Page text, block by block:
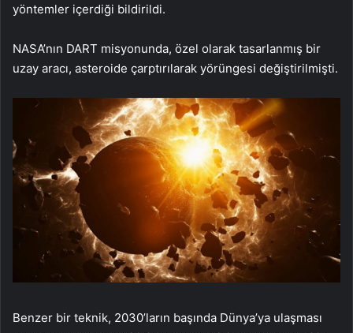
yöntemler içerdiği bildirildi.
NASA’nın DART misyonunda, özel olarak tasarlanmış bir
uzay aracı, asteroide çarptırılarak yörüngesi değiştirilmişti.
Benzer bir teknik, 2030’ların başında Dünya’ya ulaşması